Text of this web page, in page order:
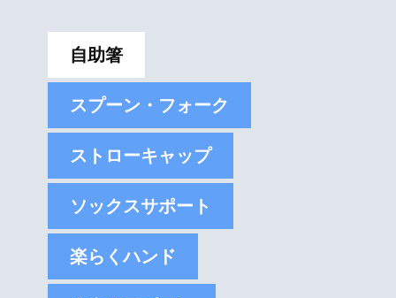
自助箸
スプーン・フォーク
ストローキャップ
ソックスサポート
楽らくハンド